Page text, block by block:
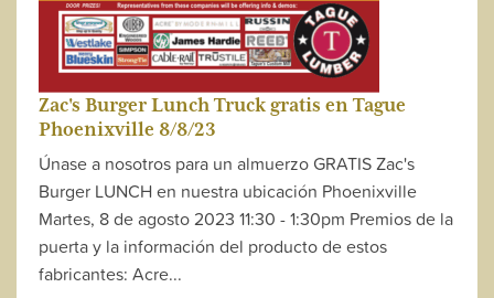
Zac's Burger Lunch Truck gratis en Tague
Phoenixville 8/8/23
Únase a nosotros para un almuerzo GRATIS Zac's
Burger LUNCH en nuestra ubicación Phoenixville
Martes, 8 de agosto 2023 11:30 - 1:30pm Premios de la
puerta y la información del producto de estos
fabricantes: Acre...